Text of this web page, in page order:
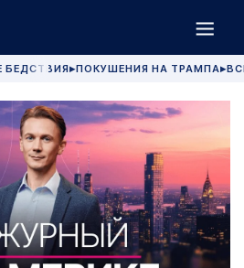
БЕДСТВИЯ▶ПОКУШЕНИЯ НА ТРАМПА▶